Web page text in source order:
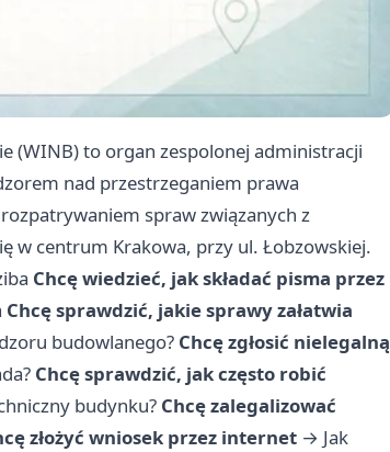
(WINB) to organ zespolonej administracji
nad przestrzeganiem prawa
spraw związanych z
w centrum Krakowa, przy ul. Łobzowskiej.
Chcę wiedzieć, jak składać pisma przez
Chcę sprawdzić, jakie sprawy załatwia
budowlanego? Chcę zgłosić nielegalną
Chcę sprawdzić, jak często robić
budynku? Chcę zalegalizować
złożyć wniosek przez internet → Jak